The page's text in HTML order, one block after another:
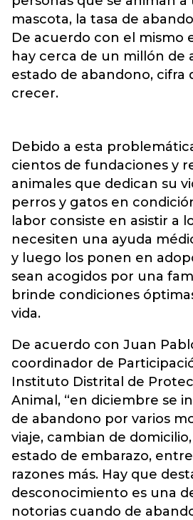
mascota, la tasa de
De acuerdo con el mismo
hay cerca de un millón de
estado de abandono, cifra
crecer.
Debido a esta
cientos de fundaciones y
animales que dedican su
perros y gatos en
labor consiste en asistir a
necesiten una ayuda
y luego los ponen en
sean acogidos por una
brinde condiciones
vida.
De acuerdo con Juan
coordinador de
Instituto Distrital de
Animal, “en diciembre se
de abandono por varios
viaje, cambian de
estado de embarazo,
razones más. Hay que
desconocimiento es una
notorias cuando de